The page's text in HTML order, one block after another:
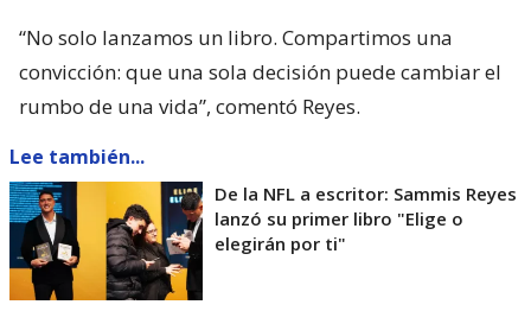
“No solo lanzamos un libro. Compartimos una
convicción: que una sola decisión puede cambiar el
rumbo de una vida”, comentó Reyes.
Lee también...
De la NFL a escritor: Sammis Reyes
lanzó su primer libro "Elige o
elegirán por ti"